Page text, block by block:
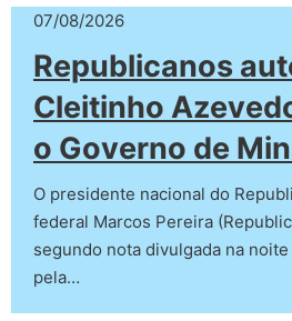
07/08/2026
Republicanos
Cleitinho
o Governo de
O presidente nacional do
federal Marcos Pereira
segundo nota divulgada na
pela…